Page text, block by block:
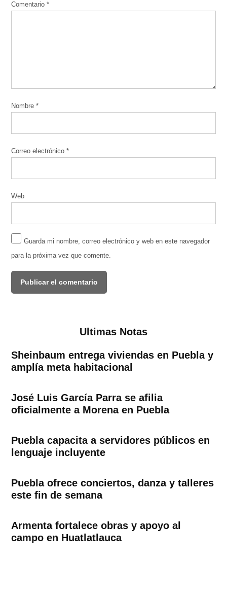
Comentario*
Nombre*
Correo electrónico*
Web
Guarda mi nombre, correo electrónico y web en este navegador
para la próxima vez que comente.
Ultimas Notas
Sheinbaum entrega viviendas en Puebla y
amplía meta habitacional
José Luis García Parra se afilia
oficialmente a Morena en Puebla
Puebla capacita a servidores públicos en
lenguaje incluyente
Puebla ofrece conciertos, danza y talleres
este fin de semana
Armenta fortalece obras y apoyo al
campo en Huatlatlauca